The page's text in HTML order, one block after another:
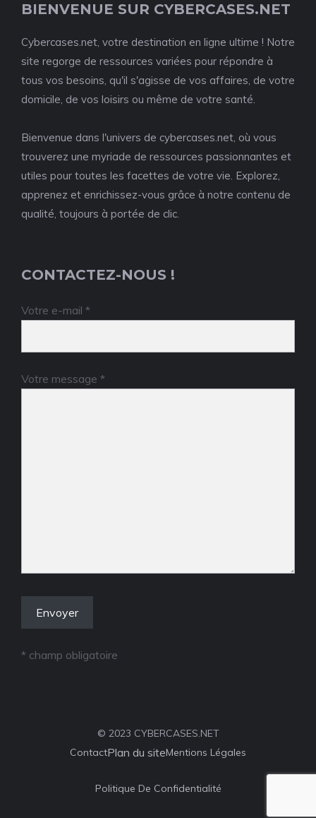
BIENVENUE SUR CYBERCASES.NET
Cybercases.net, votre destination en ligne ultime ! Notre
site regorge de ressources variées pour répondre à
tous vos besoins, qu'il s'agisse de vos affaires, de votre
domicile, de vos loisirs ou même de votre santé.
Bienvenue dans l'univers de cybercases.net, où vous
trouverez une myriade de ressources passionnantes et
utiles pour toutes les facettes de votre vie. Explorez,
apprenez et enrichissez-vous grâce à notre contenu de
qualité, toujours à portée de clic.
CONTACTEZ-NOUS !
Votre e-mail *
Votre message *
* champ obligatoire
© 2023 CYBERCASES.NET
ContactPlan du siteMentions Légales
Politique De Confidentialité